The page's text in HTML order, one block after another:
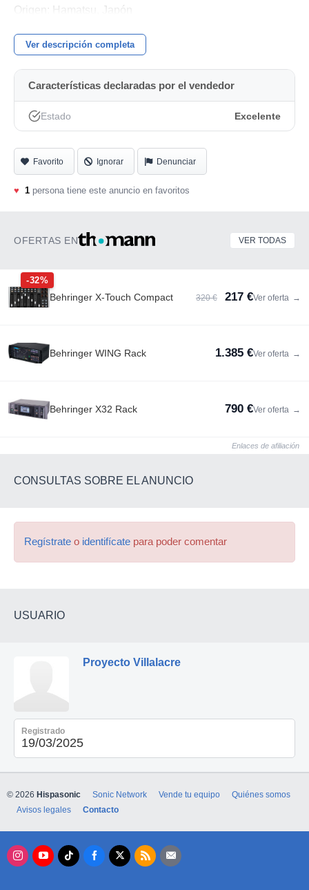
Origen: Hamatsu, Japón
Medidas: 149 (ancho) x 101 (alto) x 186 (largo) cm
Ver descripción completa
Características declaradas por el vendedor
Estado Excelente
Favorito Ignorar Denunciar
♥ 1 persona tiene este anuncio en favoritos
OFERTAS EN VER TODAS
-32%
Behringer X-Touch Compact 320 € 217 €Ver oferta →
Behringer WING Rack 1.385 €Ver oferta →
Behringer X32 Rack 790 €Ver oferta →
Enlaces de afiliación
CONSULTAS SOBRE EL ANUNCIO
Regístrate o identifícate para poder comentar
USUARIO
Proyecto Villalacre
Registrado
19/03/2025
© 2026 Hispasonic Sonic Network Vende tu equipo
Quiénes somos
Avisos legales
Contacto